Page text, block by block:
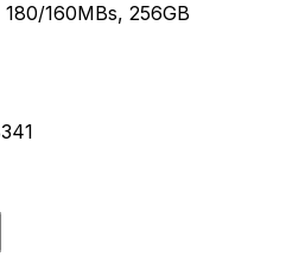
160MBs, 256GB